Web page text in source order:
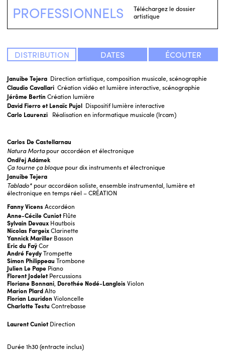
Januibe Tejera Direction artistique, composition musicale, scénographie
Claudio Cavallari Création vidéo et lumière interactive, scénographie
Jérôme Bertin Création lumière
David Fierro et Lenaïc Pujol Dispositif lumière interactive
Carlo Laurenzi Réalisation en informatique musicale (Ircam)
Carlos De Castellarnau
Natura Mortapour accordéon et électronique
Ondřej Adámek
Ça tourne ça bloque pour dix instruments et électronique
Januibe Tejera
Tablado* pour accordéon soliste, ensemble instrumental, lumière et
électronique en temps réel – CRÉATION
Fanny VicensAccordéon
Anne-Cécile CuniotFlûte
Sylvain Devaux Hautbois
Nicolas FargeixClarinette
Yannick Mariller Basson
Eric du FaÿCor
André FeydyTrompette
Simon Philippeau Trombone
Julien Le Pape Piano
Florent JodeletPercussions
Floriane Bonnani, Dorothée Nodé-LangloisViolon
Marion PlardAlto
Florian Lauridon Violoncelle
Charlotte Testu Contrebasse
Laurent CuniotDirection
Durée1h30 (entracte inclus)
PROFESSIONNELS
Téléchargez le dossier
artistique
DISTRIBUTION DATES ÉCOUTER